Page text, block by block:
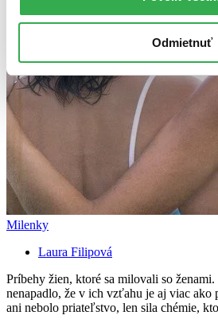
Odmietnuť
Milenky
Laura Filipová
Príbehy žien, ktoré sa milovali so
nenapadlo, že v ich vzťahu je aj viac ako
ani nebolo priateľstvo, len sila chémie,